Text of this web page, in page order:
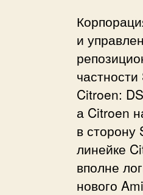
и
Citroen:
а Citroen
в сторону
линейке
вполне
нового